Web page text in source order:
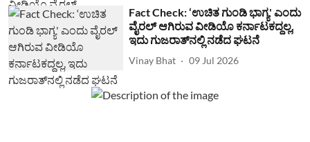
Fact Check: ‘ಉಚಿತ ಗುಂಡಿ ಭಾಗ್ಯ' ಎಂದು
ವೈರಲ್ ಆಗಿರುವ ವೀಡಿಯೊ ಕರ್ನಾಟಕದ್ದಲ್ಲ,
ಇದು ಗುಜರಾತ್‌ನಲ್ಲಿ ನಡೆದ ಘಟನೆ
Vinay Bhat 09 Jul 2026